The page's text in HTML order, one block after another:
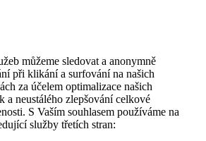
můžeme sledovat a anonymně
při klikání a surfování na našich
za účelem optimalizace našich
a neustálého zlepšování celkové
S Vaším souhlasem používáme na
služby třetích stran: